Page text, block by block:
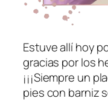
Estuve allí hoy
gracias por los
¡¡¡Siempre un
pies con barniz